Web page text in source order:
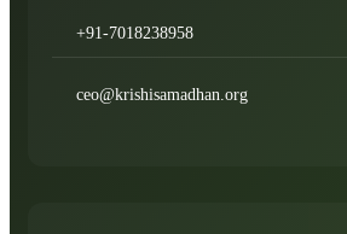
+91-7018238958
ceo@krishisamadhan.org